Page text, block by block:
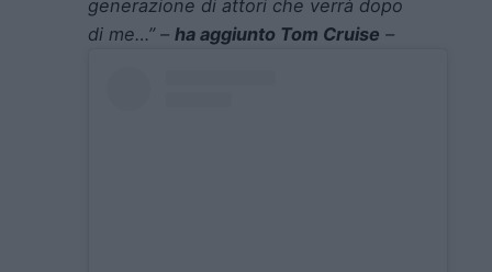
generazione di attori che verrà dopo
di me…” – ha aggiunto Tom Cruise –